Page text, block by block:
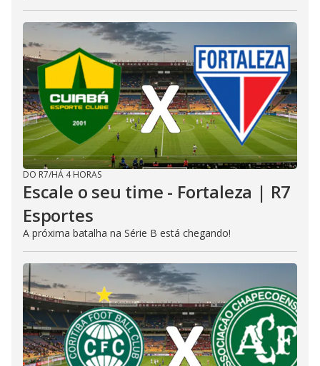
DO R7/HÁ 4 HORAS
Escale o seu time - Fortaleza | R7
Esportes
A próxima batalha na Série B está chegando!